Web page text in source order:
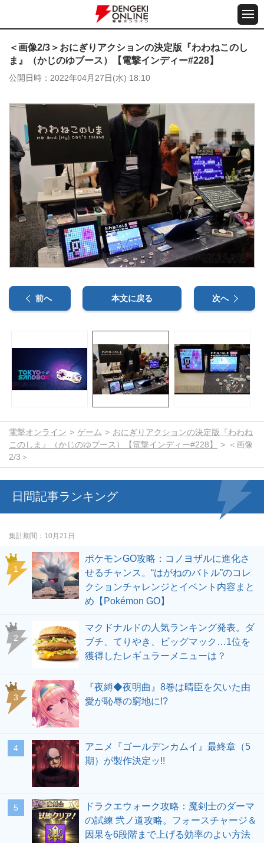
＜画像2/3＞おにぎりアクションの決定版『わわねこのし
ま』（かじのゆブース）【電撃インディー#228】
公開日時 2022年04月27日(水) 18:10
前へ 本文に戻る 次へ
電撃オンライン ゲーム
おにぎりアクションの決定版『わわね
このしま』（かじのゆブース）【電撃インディー#228】
＜画像
2/3＞
日間記事ランキング
集計期間 10月21日
ポケモンGO攻略：コノヨザルに進化さ
せるチャンス。“はがねのバトル”のコレ
クションチャレンジとイベント内容まと
め【Pokémon GO】
マクドナルドの人気ランキング発表。ダ
ブチ、てりやき、ビッグマック…1位を
獲得したレギュラーメニューは？
『夜縛◆夜明曲』8巻は晴臣を欠いた由
愛が恥辱の窮地に!?
アニメ『ゴールデンカムイ』最終章（5
期）が製作決定ッ!!
ドラクエウォーク攻略：魔剣士のダーマ
の試練 弐ノ道攻略。フォースチャージ＆
因果を6段階まで上げる効率のよい方法